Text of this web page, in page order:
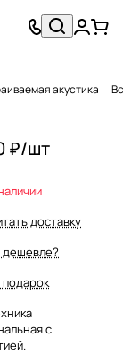
акустика
₽/шт
доставку
подарок
с